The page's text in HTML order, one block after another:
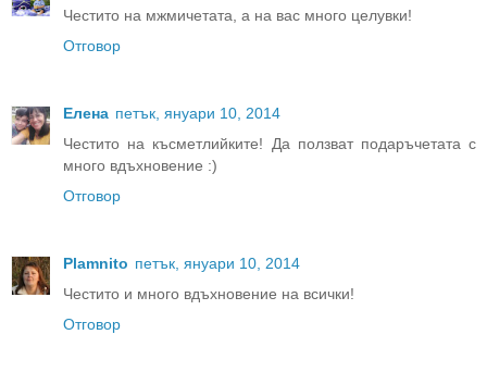
Честито на мжмичетата, а на вас много целувки!
Отговор
Елена петък, януари 10, 2014
Честито на късметлийките! Да ползват подаръчетата с
много вдъхновение :)
Отговор
Plamnito петък, януари 10, 2014
Честито и много вдъхновение на всички!
Отговор